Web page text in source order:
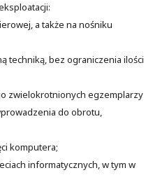
a także na nośniku
techniką, bez ograniczenia ilości
zwielokrotnionych egzemplarzy
do obrotu,
komputera;
informatycznych, w tym w